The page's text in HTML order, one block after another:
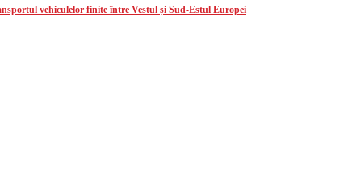
vehiculelor finite între Vestul și Sud-Estul Europei